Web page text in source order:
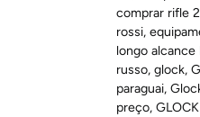
comprar rifle
rossi,
longo alcance
russo,glock,
paraguai,
preço,